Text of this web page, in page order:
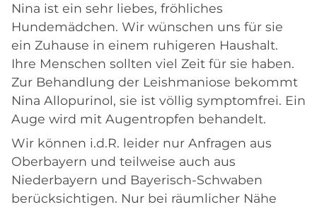
Nina ist ein sehr liebes, fröhliches
Hundemädchen. Wir wünschen uns für sie
ein Zuhause in einem ruhigeren Haushalt.
Ihre Menschen sollten viel Zeit für sie haben.
Zur Behandlung der Leishmaniose bekommt
Nina Allopurinol, sie ist völlig symptomfrei. Ein
Auge wird mit Augentropfen behandelt.
Wir können i.d.R. leider nur Anfragen aus
Oberbayern und teilweise auch aus
Niederbayern und Bayerisch-Schwaben
berücksichtigen. Nur bei räumlicher Nähe